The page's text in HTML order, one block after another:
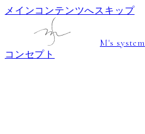
メインコンテンツへスキップ
M's system
コンセプト